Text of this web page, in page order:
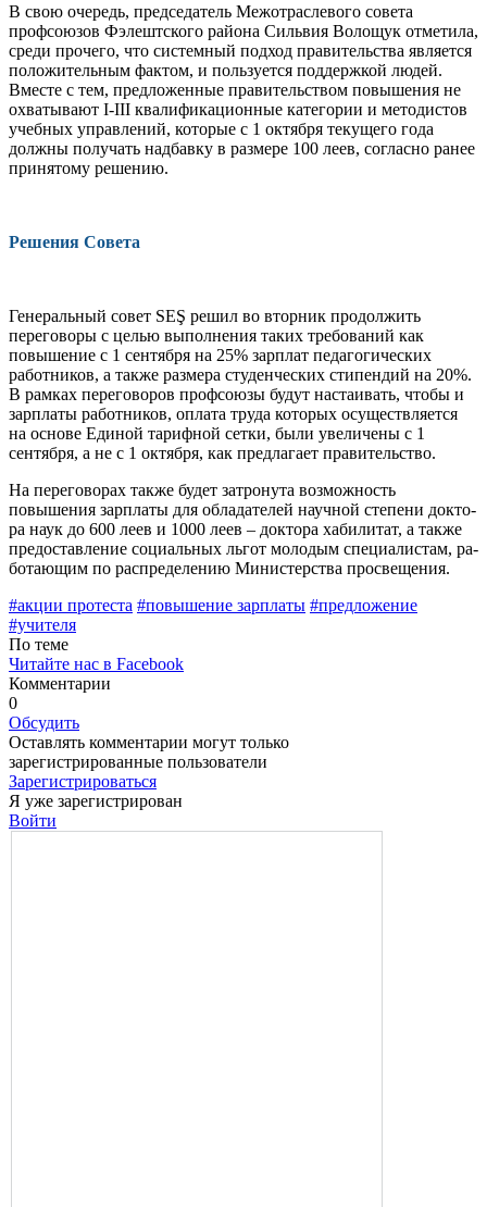
В свою очередь, председатель Межот­раслевого совета
профсоюзов Фэлешт­ского района Сильвия Волощук отмети­ла,
среди прочего, что системный под­ход правительства является
положитель­ным фактом, и пользуется поддержкой людей.
Вместе с тем, предложенные пра­вительством повышения не
охватывают I-III квалификационные категории и ме­тодистов
учебных управлений, которые с 1 октября текущего года
должны получать надбавку в размере 100 леев, согласно ра­нее
принятому решению.
Решения Совета
Генеральный совет SEŞ решил во втор­ник продолжить
переговоры с целью вы­полнения таких требований как
повыше­ние с 1 сентября на 25% зарплат педагоги­ческих
работников, а также размера сту­денческих стипендий на 20%.
В рамках переговоров профсоюзы будут настаивать, чтобы и
зарплаты работников, оплата тру­да которых осуществляется
на основе Еди­ной тарифной сетки, были увеличены с 1
сентября, а не с 1 октября, как предлагает правительство.
На переговорах также будет затрону­та возможность
повышения зарплаты для обладателей научной степени докто­
ра наук до 600 леев и 1000 леев – доктора хабилитат, а также
предоставление соци­альных льгот молодым специалистам, ра­
ботающим по распределению Министерс­тва просвещения.
#акции протес­та #повышение зарплаты #предложение
#учителя
По теме
Читайте нас в Facebook
Комментарии
0
Обсудить
Оставлять комментарии могут только
зарегистрированные пользователи
Зарегистрироваться
Я уже зарегистрирован
Войти